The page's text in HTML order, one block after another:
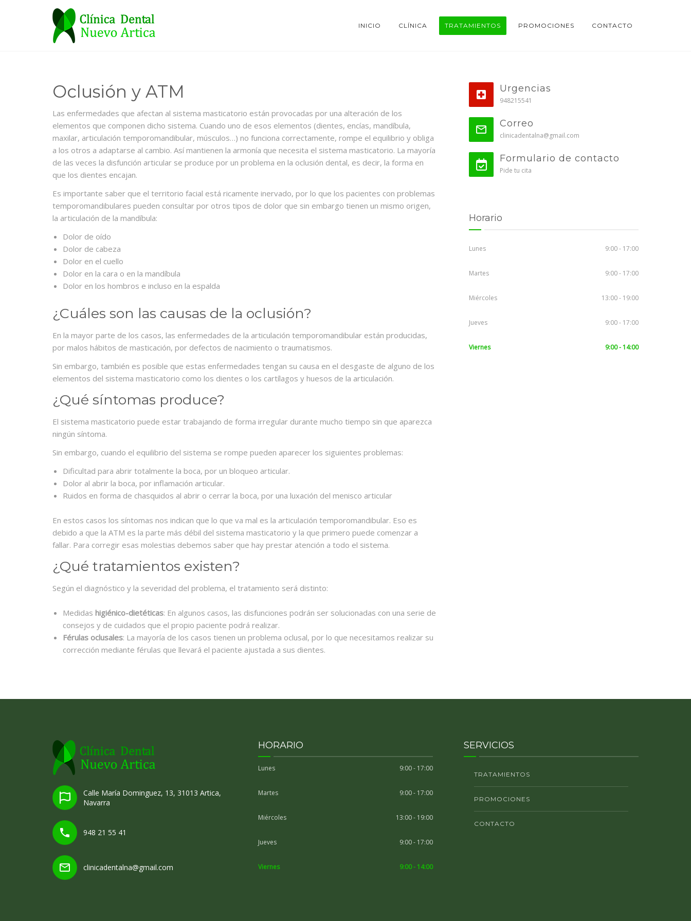
INICIO CLÍNICA TRATAMIENTOS PROMOCIONES CONTACTO
Oclusión y ATM
Las enfermedades que afectan al sistema masticatorio están provocadas por una alteración de los
elementos que componen dicho sistema. Cuando uno de esos elementos (dientes, encías, mandíbula,
maxilar, articulación temporomandibular, músculos…) no funciona correctamente, rompe el equilibrio y obliga
a los otros a adaptarse al cambio. Así mantienen la armonía que necesita el sistema masticatorio. La mayoría
de las veces la disfunción articular se produce por un problema en la oclusión dental, es decir, la forma en
que los dientes encajan.
Es importante saber que el territorio facial está ricamente inervado, por lo que los pacientes con problemas
temporomandibulares pueden consultar por otros tipos de dolor que sin embargo tienen un mismo origen,
la articulación de la mandíbula:
Dolor de oído
Dolor de cabeza
Dolor en el cuello
Dolor en la cara o en la mandíbula
Dolor en los hombros e incluso en la espalda
¿Cuáles son las causas de la oclusión?
En la mayor parte de los casos, las enfermedades de la articulación temporomandibular están producidas,
por malos hábitos de masticación, por defectos de nacimiento o traumatismos.
Sin embargo, también es posible que estas enfermedades tengan su causa en el desgaste de alguno de los
elementos del sistema masticatorio como los dientes o los cartílagos y huesos de la articulación.
¿Qué síntomas produce?
El sistema masticatorio puede estar trabajando de forma irregular durante mucho tiempo sin que aparezca
ningún síntoma.
Sin embargo, cuando el equilibrio del sistema se rompe pueden aparecer los siguientes problemas:
Dificultad para abrir totalmente la boca, por un bloqueo articular.
Dolor al abrir la boca, por inflamación articular.
Ruidos en forma de chasquidos al abrir o cerrar la boca, por una luxación del menisco articular
En estos casos los síntomas nos indican que lo que va mal es la articulación temporomandibular. Eso es
debido a que la ATM es la parte más débil del sistema masticatorio y la que primero puede comenzar a
fallar. Para corregir esas molestias debemos saber que hay prestar atención a todo el sistema.
¿Qué tratamientos existen?
Según el diagnóstico y la severidad del problema, el tratamiento será distinto:
Medidas higiénico-dietéticas: En algunos casos, las disfunciones podrán ser solucionadas con una serie de
consejos y de cuidados que el propio paciente podrá realizar.
Férulas oclusales: La mayoría de los casos tienen un problema oclusal, por lo que necesitamos realizar su
corrección mediante férulas que llevará el paciente ajustada a sus dientes.
Urgencias
948215541
Correo
clinicadentalna@gmail.com
Formulario de contacto
Pide tu cita
Horario
Lunes 9:00 - 17:00
Martes 9:00 - 17:00
Miércoles 13:00 - 19:00
Jueves 9:00 - 17:00
Viernes 9:00 - 14:00
Calle María Dominguez, 13, 31013 Artica,
Navarra
948 21 55 41
clinicadentalna@gmail.com
HORARIO
Lunes 9:00 - 17:00
Martes 9:00 - 17:00
Miércoles 13:00 - 19:00
Jueves 9:00 - 17:00
Viernes 9:00 - 14:00
SERVICIOS
TRATAMIENTOS
PROMOCIONES
CONTACTO